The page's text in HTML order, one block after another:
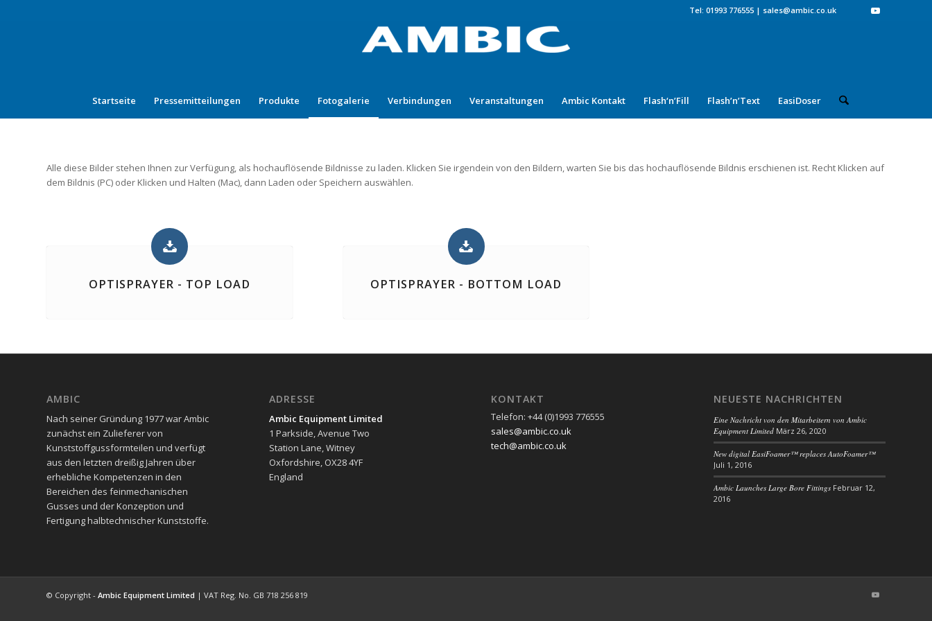
Tel: 01993 776555 | sales@ambic.co.uk
Startseite Pressemitteilungen Produkte Fotogalerie Verbindungen Veranstaltungen Ambic Kontakt Flash‘n’Fill Flash’n’Text EasiDoser
Alle diese Bilder stehen Ihnen zur Verfügung, als hochauflösende Bildnisse zu laden. Klicken Sie irgendein von den Bildern, warten Sie bis das hochauflösende Bildnis erschienen ist. Recht Klicken auf
dem Bildnis (PC) oder Klicken und Halten (Mac), dann Laden oder Speichern auswählen.
OPTISPRAYER - TOP LOAD OPTISPRAYER - BOTTOM LOAD
AMBIC
Nach seiner Gründung 1977 war Ambic
zunächst ein Zulieferer von
Kunststoffgussformteilen und verfügt
aus den letzten dreißig Jahren über
erhebliche Kompetenzen in den
Bereichen des feinmechanischen
Gusses und der Konzeption und
Fertigung halbtechnischer Kunststoffe.
ADRESSE
Ambic Equipment Limited
1 Parkside, Avenue Two
Station Lane, Witney
Oxfordshire, OX28 4YF
England
KONTAKT
Telefon: +44 (0)1993 776555
sales@ambic.co.uk
tech@ambic.co.uk
NEUESTE NACHRICHTEN
Eine Nachricht von den Mitarbeitern von Ambic
Equipment Limited März 26, 2020
New digital EasiFoamer™ replaces AutoFoamer™
Juli 1, 2016
Ambic Launches Large Bore Fittings Februar 12,
2016
© Copyright - Ambic Equipment Limited | VAT Reg. No. GB 718 256 819